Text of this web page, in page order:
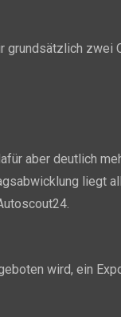
aber deutlich
liegt
wird, ein